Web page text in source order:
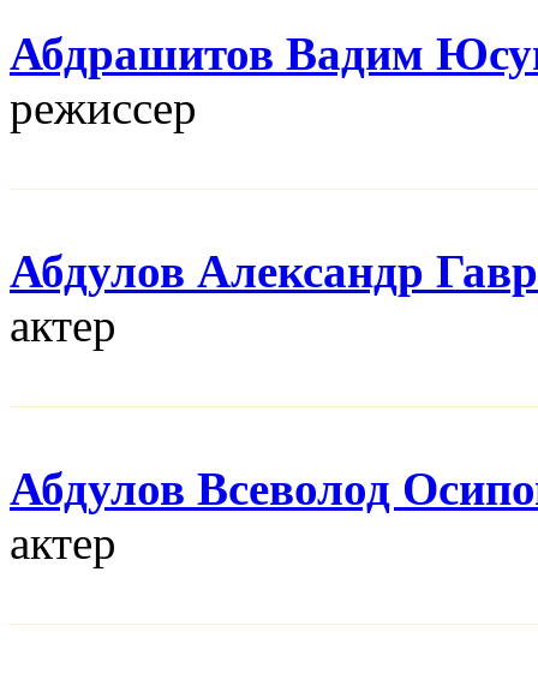
Абдрашитов Вадим
режисcер
Абдулов Александр
актер
Абдулов Всеволод
актер